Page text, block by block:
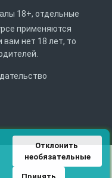
18+, отдельные
применяются
вам нет 18 лет, то
Отклонить
необязательные